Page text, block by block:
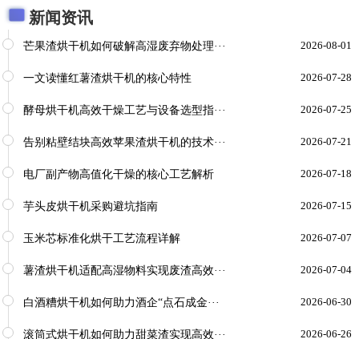
新闻资讯
芒果渣烘干机如何破解高湿废弃物处理··· 2026-08-01
一文读懂红薯渣烘干机的核心特性 2026-07-28
酵母烘干机高效干燥工艺与设备选型指··· 2026-07-25
告别粘壁结块高效苹果渣烘干机的技术··· 2026-07-21
电厂副产物高值化干燥的核心工艺解析 2026-07-18
芋头皮烘干机采购避坑指南 2026-07-15
玉米芯标准化烘干工艺流程详解 2026-07-07
薯渣烘干机适配高湿物料实现废渣高效··· 2026-07-04
白酒糟烘干机如何助力酒企“点石成金··· 2026-06-30
滚筒式烘干机如何助力甜菜渣实现高效··· 2026-06-26